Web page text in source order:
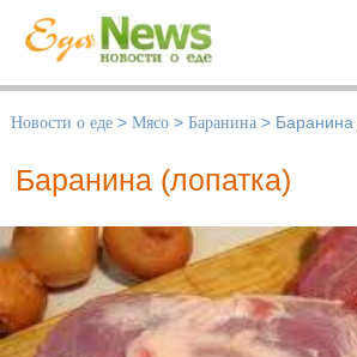
Новости о еде > Мясо > Баранина > Баранина
Баранина (лопатка)